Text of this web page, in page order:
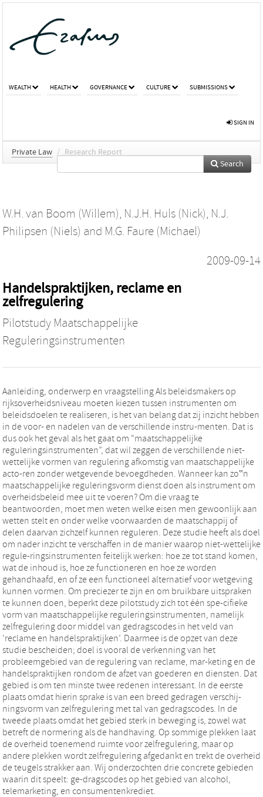
WEALTH HEALTH GOVERNANCE CULTURE SUBMISSIONS
SIGN IN
Private Law / Research Report
Search
W.H. van Boom (Willem), N.J.H. Huls (Nick), N.J.
Philipsen (Niels) and M.G. Faure (Michael)
2009-09-14
Handelspraktijken, reclame en
zelfregulering
Pilotstudy Maatschappelijke
Reguleringsinstrumenten
Aanleiding, onderwerp en vraagstelling Als beleidsmakers op
rijksoverheidsniveau moeten kiezen tussen instrumenten om
beleidsdoelen te realiseren, is het van belang dat zij inzicht hebben
in de voor- en nadelen van de verschillende instru-menten. Dat is
dus ook het geval als het gaat om “maatschappelijke
reguleringsinstrumenten”, dat wil zeggen de verschillende niet-
wettelijke vormen van regulering afkomstig van maatschappelijke
acto-ren zonder wetgevende bevoegdheden. Wanneer kan zo‟n
maatschappelijke reguleringsvorm dienst doen als instrument om
overheidsbeleid mee uit te voeren? Om die vraag te
beantwoorden, moet men weten welke eisen men gewoonlijk aan
wetten stelt en onder welke voorwaarden de maatschappij of
delen daarvan zichzelf kunnen reguleren. Deze studie heeft als doel
om nader inzicht te verschaffen in de manier waarop niet-wettelijke
regule-ringsinstrumenten feitelijk werken: hoe ze tot stand komen,
wat de inhoud is, hoe ze functioneren en hoe ze worden
gehandhaafd, en of ze een functioneel alternatief voor wetgeving
kunnen vormen. Om preciezer te zijn en om bruikbare uitspraken
te kunnen doen, beperkt deze pilotstudy zich tot één spe-cifieke
vorm van maatschappelijke reguleringsinstrumenten, namelijk
zelfregulering door middel van gedragscodes in het veld van
‘reclame en handelspraktijken’. Daarmee is de opzet van deze
studie bescheiden; doel is vooral de verkenning van het
probleemgebied van de regulering van reclame, mar-keting en de
handelspraktijken rondom de afzet van goederen en diensten. Dat
gebied is om ten minste twee redenen interessant. In de eerste
plaats omdat hierin sprake is van een breed gedragen verschij-
ningsvorm van zelfregulering met tal van gedragscodes. In de
tweede plaats omdat het gebied sterk in beweging is, zowel wat
betreft de normering als de handhaving. Op sommige plekken laat
de overheid toenemend ruimte voor zelfregulering, maar op
andere plekken wordt zelfregulering afgedankt en trekt de overheid
de teugels strakker aan. Wij onderzochten drie concrete gebieden
waarin dit speelt: ge-dragscodes op het gebied van alcohol,
telemarketing, en consumentenkrediet.